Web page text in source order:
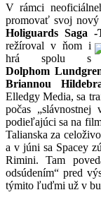
V rámci
promovať svoj
Holiguards Saga
režíroval v ňom i
hrá spolu s
Dolphom
Briannou
Elledgy Media, sa
počas
podieľajúci sa na
Talianska za
a v júni sa Spacey
Rimini. Tam
odsúdením“ pred
týmito ľuďmi už v